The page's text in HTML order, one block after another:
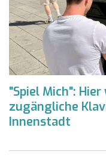
"Spiel Mich":
zugängliche
Innenstadt